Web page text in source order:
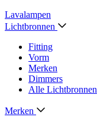
Lavalampen
Lichtbronnen
Fitting
Vorm
Merken
Dimmers
Alle Lichtbronnen
Merken